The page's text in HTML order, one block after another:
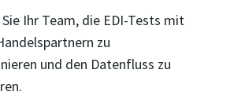
Ihr Team, die EDI-Tests mit
zu
und den Datenfluss zu